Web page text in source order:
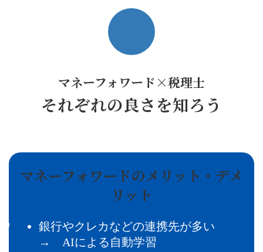
マネーフォワード×税理士
それぞれの良さを知ろう
マネーフォワードのメリット・デメ
リット
銀行やクレカなどの連携先が多い
→ AIによる自動学習